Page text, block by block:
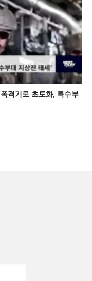
격기로 초토화, 특수부